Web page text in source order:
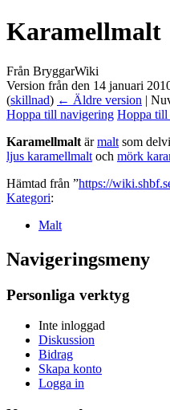
Karamellmalt
Från BryggarWiki
Version från den 14 januari
(skillnad) ← Äldre version |
Hoppa till navigering Hoppa till
Karamellmalt ärmalt som
ljus karamellmalt och mörk
Hämtad från ”https://
Kategori:
Malt
Navigeringsmeny
Personliga verktyg
Inte inloggad
Diskussion
Bidrag
Skapa konto
Logga in